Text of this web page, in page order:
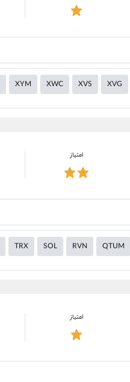
XYM XWC XVS XVG
امتیاز
TRX SOL RVN QTUM
امتیاز